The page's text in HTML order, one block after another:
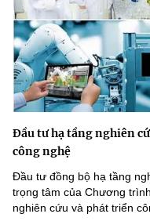
Đầu tư hạ tầng nghiên
công nghệ
Đầu tư đồng bộ hạ tầng
trọng tâm của Chương
nghiên cứu và phát triển